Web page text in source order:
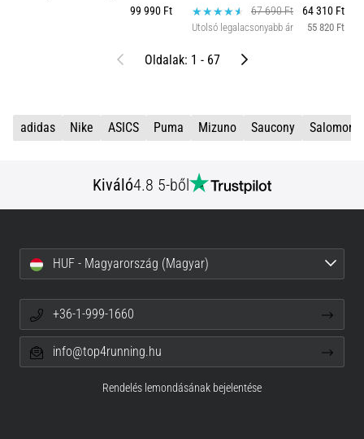
99 990 Ft
67 690 Ft
64 310 Ft
Utolsó legalacsonyabb ár 55 820 Ft
Előző Oldalak: 1 - 67 Következő
adidas Nike ASICS Puma Mizuno Saucony Salomon
Kiváló4.8 5-ből
HUF - Magyarország (Magyar)
+36-1-999-1660
info@top4running.hu
Rendelés lemondásának bejelentése